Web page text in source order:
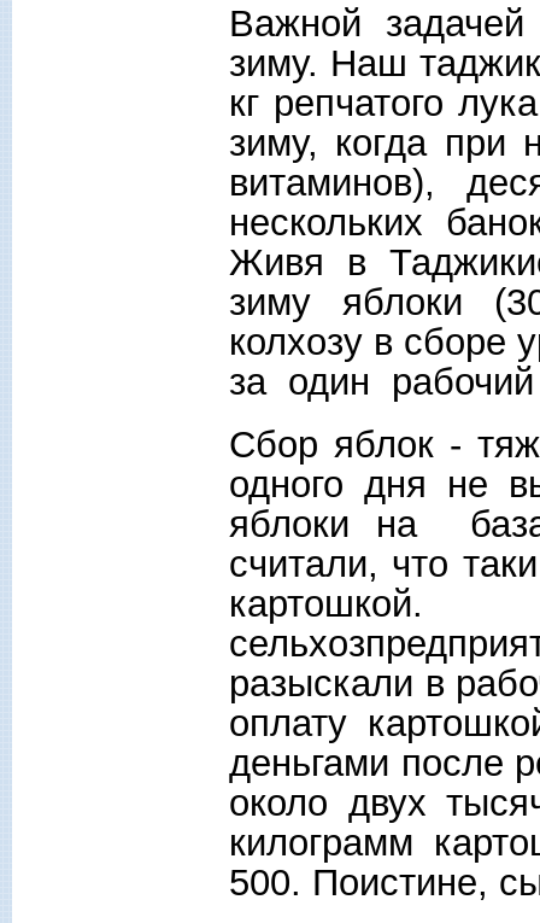
Важной
зиму. Наш
кг репчатого
зиму, когда при
витаминов),
нескольких
Живя в
зиму яблоки
колхозу в сборе
за один рабочий
Сбор яблок -
одного дня не
яблоки на
считали, что
картошкой.
разыскали в
оплату
деньгами после
около двух
килограмм
500. Поистине,